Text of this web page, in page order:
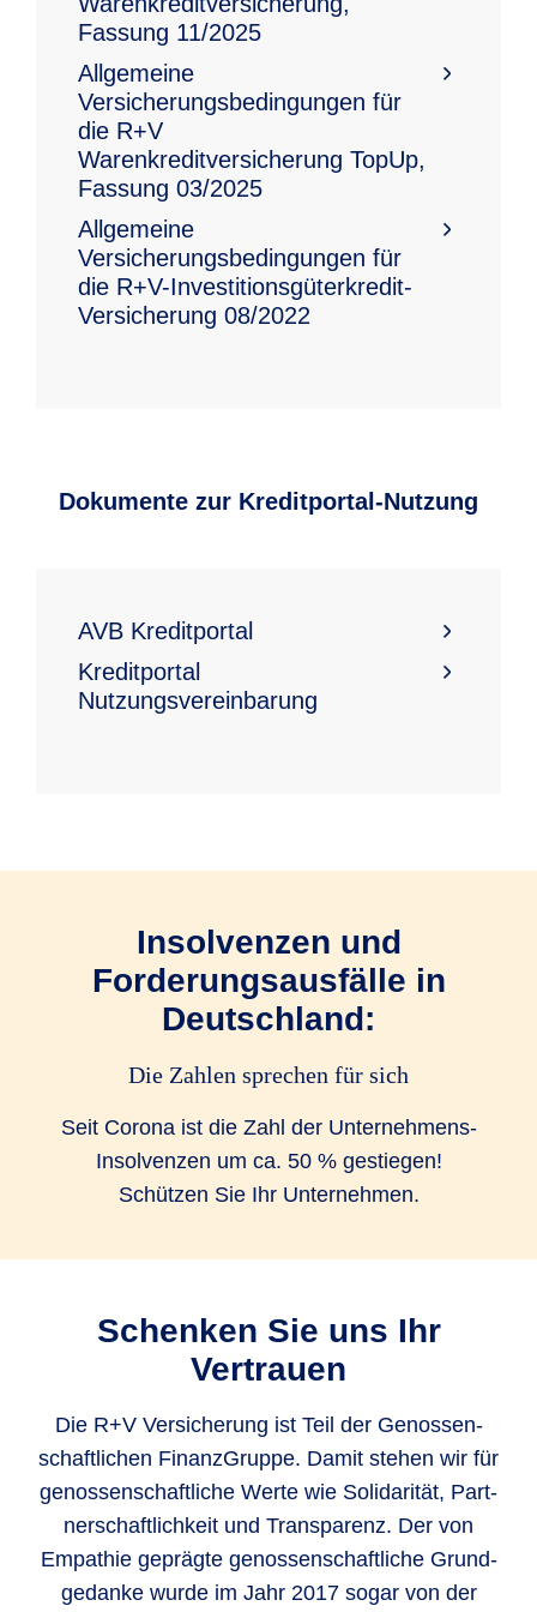
unterstützt Sie durch Bonitätsprüfungen
und Monitoring Ihrer Kunden. Zugleich
ermöglicht sie Ihrem Unternehmen
Wachstum durch höhere Kreditlinien Ihrer
Banken.
Möglichkeit der Absicherung von
Forderungen einzelner Kunden, bei denen
durch die Kreditentscheidung eines
anderen Versicherers eine Deckungslücke
besteht.
Fassung 11/2025
Allgemeine
Versicherungsbedingungen für
die R+V
Warenkreditversicherung TopUp,
Fassung 03/2025
Allgemeine
Versicherungsbedingungen für
die R+V-Investitionsgüterkredit-
Versicherung 08/2022
Dokumente zur Kreditportal-Nutzung
AVB Kreditportal
Kreditportal
Nutzungsvereinbarung
Insolvenzen und
Forderungsausfälle in
Deutschland:
Die Zahlen sprechen für sich
Seit Corona ist die Zahl der Unternehmens-
Insolvenzen um ca. 50 % gestiegen!
Schützen Sie Ihr Unternehmen.
Schenken Sie uns Ihr
Vertrauen
Die R+V Versicherung ist Teil der Genos­sen­
schaft­lichen Finanz­Gruppe. Damit stehen wir für
genos­sen­schaft­liche Werte wie Soli­darität, Part­
ner­schaft­lich­keit und Trans­parenz. Der von
Empathie geprägte genos­sen­schaft­liche Grund­
gedanke wurde im Jahr 2017 sogar von der